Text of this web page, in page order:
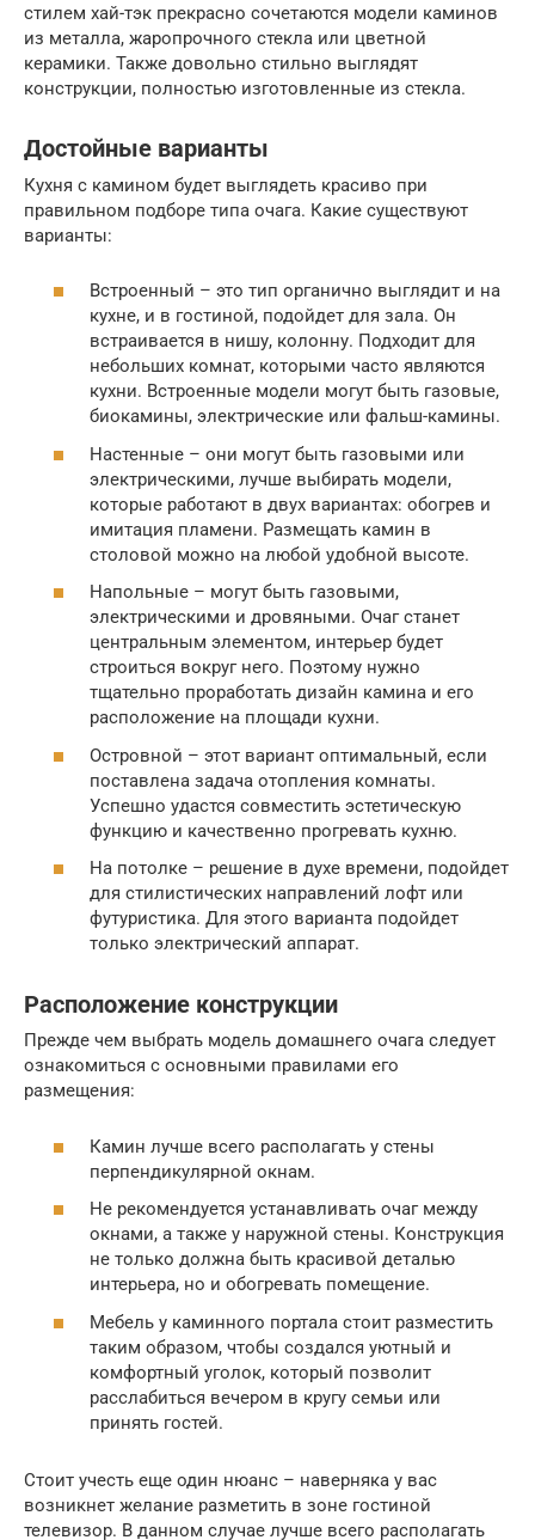
стилем хай-тэк прекрасно сочетаются модели каминов
из металла, жаропрочного стекла или цветной
керамики. Также довольно стильно выглядят
конструкции, полностью изготовленные из стекла.
Достойные варианты
Кухня с камином будет выглядеть красиво при
правильном подборе типа очага. Какие существуют
варианты:
Встроенный – это тип органично выглядит и на
кухне, и в гостиной, подойдет для зала. Он
встраивается в нишу, колонну. Подходит для
небольших комнат, которыми часто являются
кухни. Встроенные модели могут быть газовые,
биокамины, электрические или фальш-камины.
Настенные – они могут быть газовыми или
электрическими, лучше выбирать модели,
которые работают в двух вариантах: обогрев и
имитация пламени. Размещать камин в
столовой можно на любой удобной высоте.
Напольные – могут быть газовыми,
электрическими и дровяными. Очаг станет
центральным элементом, интерьер будет
строиться вокруг него. Поэтому нужно
тщательно проработать дизайн камина и его
расположение на площади кухни.
Островной – этот вариант оптимальный, если
поставлена задача отопления комнаты.
Успешно удастся совместить эстетическую
функцию и качественно прогревать кухню.
На потолке – решение в духе времени, подойдет
для стилистических направлений лофт или
футуристика. Для этого варианта подойдет
только электрический аппарат.
Расположение конструкции
Прежде чем выбрать модель домашнего очага следует
ознакомиться с основными правилами его
размещения:
Камин лучше всего располагать у стены
перпендикулярной окнам.
Не рекомендуется устанавливать очаг между
окнами, а также у наружной стены. Конструкция
не только должна быть красивой деталью
интерьера, но и обогревать помещение.
Мебель у каминного портала стоит разместить
таким образом, чтобы создался уютный и
комфортный уголок, который позволит
расслабиться вечером в кругу семьи или
принять гостей.
Стоит учесть еще один нюанс – наверняка у вас
возникнет желание разметить в зоне гостиной
телевизор. В данном случае лучше всего располагать